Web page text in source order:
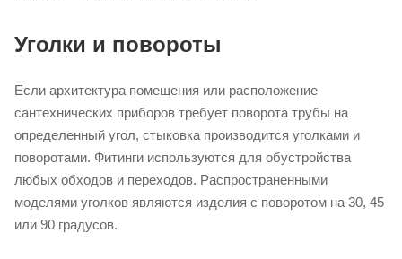
Уголки и повороты
Если архитектура помещения или расположение
сантехнических приборов требует поворота трубы на
определенный угол, стыковка производится уголками и
поворотами. Фитинги используются для обустройства
любых обходов и переходов. Распространенными
моделями уголков являются изделия с поворотом на 30, 45
или 90 градусов.